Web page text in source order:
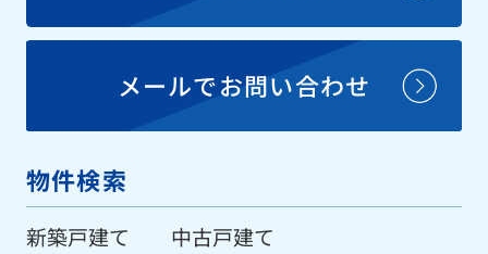
メールでお問い合わせ
物件検索
新築戸建て
中古戸建て